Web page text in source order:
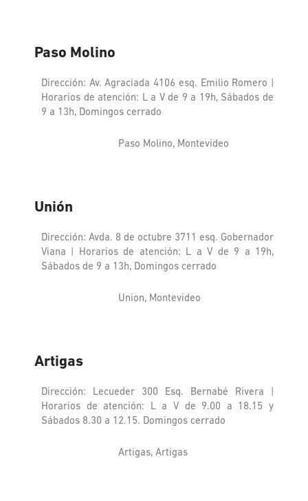
Paso Molino
Dirección: Av. Agraciada 4106 esq. Emilio Romero |
Horarios de atención: L a V de 9 a 19h, Sábados de
9 a 13h, Domingos cerrado
Paso Molino, Montevideo
Unión
Dirección: Avda. 8 de octubre 3711 esq. Gobernador
Viana | Horarios de atención: L a V de 9 a 19h,
Sábados de 9 a 13h, Domingos cerrado
Union, Montevideo
Artigas
Dirección: Lecueder 300 Esq. Bernabé Rivera |
Horarios de atención: L a V de 9.00 a 18.15 y
Sábados 8.30 a 12.15. Domingos cerrado
Artigas, Artigas